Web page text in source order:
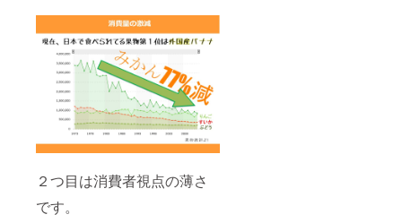
２つ目は消費者視点の薄さ
です。